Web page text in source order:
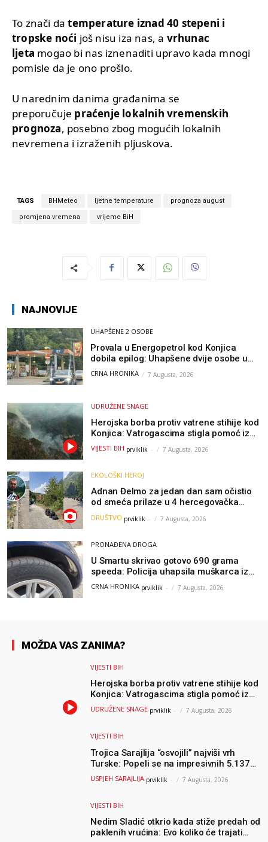
To znači datemperature iznad 40 stepeni i
tropske noći još nisu iza nas, a vrhunac
ljeta mogao bi nas iznenaditi upravo kada mnogi
pomisle da je ono prošlo.
U narednim danima građanima se
preporučuje praćenje lokalnih vremenskih
prognoza, posebno zbog mogućih lokalnih
nevremena i izraženih pljuskova.
TAGS BHMeteo ljetne temperature prognoza august
promjena vremena vrijeme BiH
NAJNOVIJE
UHAPŠENE 2 OSOBE
Provala u Energopetrol kod Konjica
dobila epilog: Uhapšene dvije osobe u
Čapljini i Jablanici
CRNA HRONIKA 7 Augusta, 2026
UDRUŽENE SNAGE
Herojska borba protiv vatrene stihije kod
Konjica: Vatrogascima stigla pomoć iz
Sarajeva, helikopteri i Air Tractori
udružili snage
VIJESTI BIH prviklik - 7 Augusta, 2026
EKOLOŠKI HEROJ
Adnan Đelmo za jedan dan sam očistio
od smeća prilaze u 4 hercegovačka
grada: “Danas nisam čistio samo smeće,
čistio sam sliku o nama”
DRUŠTVO prviklik - 7 Augusta, 2026
PRONAĐENA DROGA
U Smartu skrivao gotovo 690 grama
speeda: Policija uhapsila muškarca iz
Hercegovine
CRNA HRONIKA prviklik - 7 Augusta, 2026
MOŽDA VAS ZANIMA?
VIJESTI BIH
Herojska borba protiv vatrene stihije kod
Konjica: Vatrogascima stigla pomoć iz
Sarajeva, helikopteri i Air Tractori
UDRUŽENE SNAGE prviklik - 7 Augusta, 2026
VIJESTI BIH
Trojica Sarajlija “osvojili” najviši vrh
Turske: Popeli se na impresivnih 5.137
metara
USPJEH SARAJLIJA prviklik - 7 Augusta, 2026
VIJESTI BIH
Nedim Sladić otkrio kada stiže predah od
paklenih vrućina: Evo koliko će trajati